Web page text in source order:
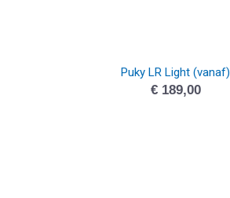
Puky LR Light (vanaf)
€189,00